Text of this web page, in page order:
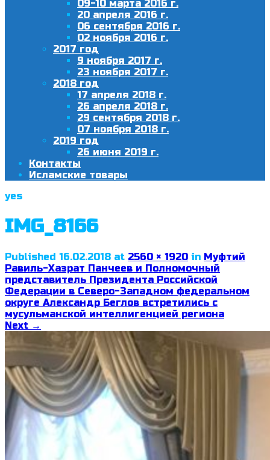
09-10 марта 2016 г.
20 апреля 2016 г.
06 сентября 2016 г.
02 ноября 2016 г.
2017 год
9 ноября 2017 г.
23 ноября 2017 г.
2018 год
17 апреля 2018 г.
26 апреля 2018 г.
29 сентября 2018 г.
07 ноября 2018 г.
2019 год
26 июня 2019 г.
Контакты
Исламские товары
yes
IMG_8166
Published 16.02.2018 at 2560 × 1920 in Муфтий
Равиль-Хазрат Панчеев и Полномочный
представитель Президента Российской
Федерации в Северо-Западном федеральном
округе Александр Беглов встретились с
мусульманской интеллигенцией региона
Next →